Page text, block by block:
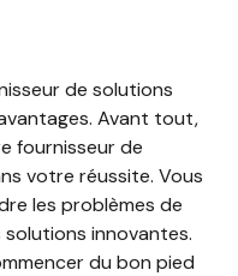
de solutions
Avant tout,
fournisseur de
votre réussite. Vous
les problèmes de
innovantes.
du bon pied